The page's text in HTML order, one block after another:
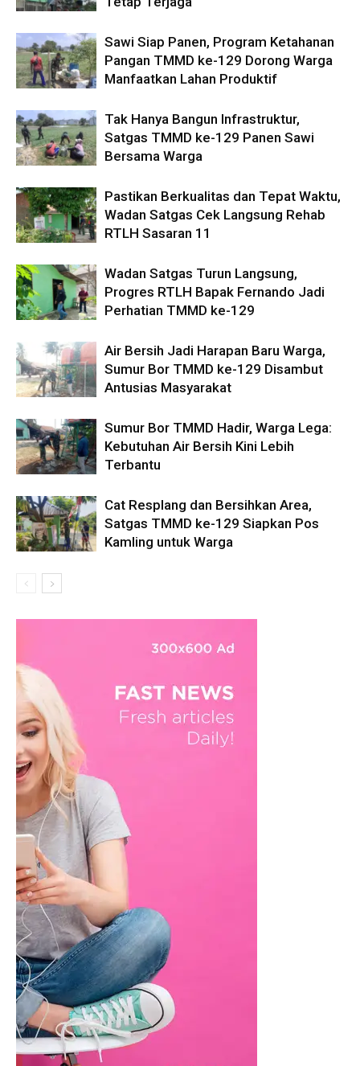
Sawi Siap Panen, Program Ketahanan
Pangan TMMD ke-129 Dorong Warga
Manfaatkan Lahan Produktif
Tak Hanya Bangun Infrastruktur,
Satgas TMMD ke-129 Panen Sawi
Bersama Warga
Pastikan Berkualitas dan Tepat Waktu,
Wadan Satgas Cek Langsung Rehab
RTLH Sasaran 11
Wadan Satgas Turun Langsung,
Progres RTLH Bapak Fernando Jadi
Perhatian TMMD ke-129
Air Bersih Jadi Harapan Baru Warga,
Sumur Bor TMMD ke-129 Disambut
Antusias Masyarakat
Sumur Bor TMMD Hadir, Warga Lega:
Kebutuhan Air Bersih Kini Lebih
Terbantu
Cat Resplang dan Bersihkan Area,
Satgas TMMD ke-129 Siapkan Pos
Kamling untuk Warga